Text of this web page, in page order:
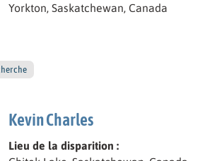
Yorkton, Saskatchewan, Canada
Kevin Charles
Lieu de la disparition :